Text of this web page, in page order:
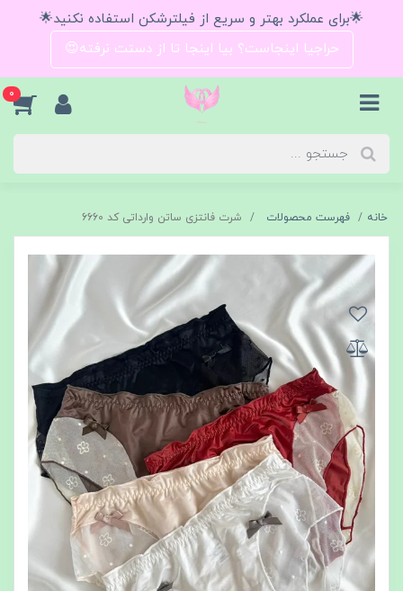
🌟برای عملکرد بهتر و سریع از فیلترشکن استفاده نکنید🌟
حراجیا اینجاست؟ بیا اینجا تا از دستت نرفته😍
0
خانه فهرست محصولات شرت فانتزی ساتن وارداتی کد 6660